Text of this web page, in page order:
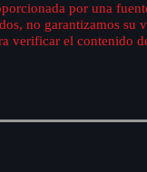
por una
no garantizamos su
verificar el contenido